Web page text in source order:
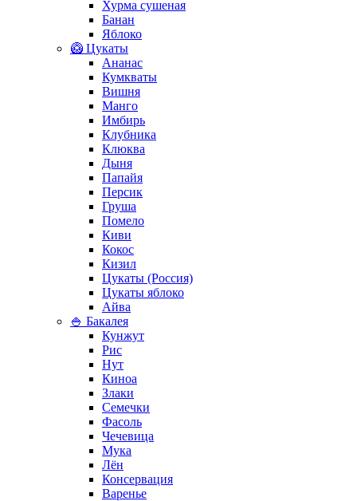
Хурма сушеная
Банан
Яблоко
🥝 Цукаты
Ананас
Кумкваты
Вишня
Манго
Имбирь
Клубника
Клюква
Дыня
Папайя
Персик
Груша
Помело
Киви
Кокос
Кизил
Цукаты (Россия)
Цукаты яблоко
Айва
🍚 Бакалея
Кунжут
Рис
Нут
Киноа
Злаки
Семечки
Фасоль
Чечевица
Мука
Лён
Консервация
Варенье